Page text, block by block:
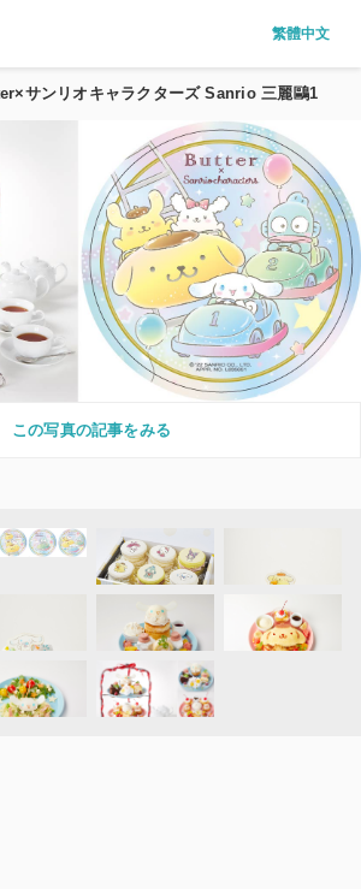
繁體中文
サンリオキャラクターズ Sanrio 三麗鷗1
この写真の記事をみる